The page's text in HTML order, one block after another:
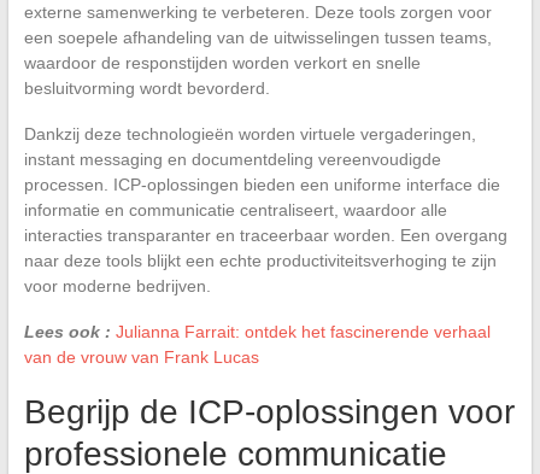
externe samenwerking te verbeteren. Deze tools zorgen voor
een soepele afhandeling van de uitwisselingen tussen teams,
waardoor de responstijden worden verkort en snelle
besluitvorming wordt bevorderd.
Dankzij deze technologieën worden virtuele vergaderingen,
instant messaging en documentdeling vereenvoudigde
processen. ICP-oplossingen bieden een uniforme interface die
informatie en communicatie centraliseert, waardoor alle
interacties transparanter en traceerbaar worden. Een overgang
naar deze tools blijkt een echte productiviteitsverhoging te zijn
voor moderne bedrijven.
Lees ook : Julianna Farrait: ontdek het fascinerende verhaal
van de vrouw van Frank Lucas
Begrijp de ICP-oplossingen voor
professionele communicatie